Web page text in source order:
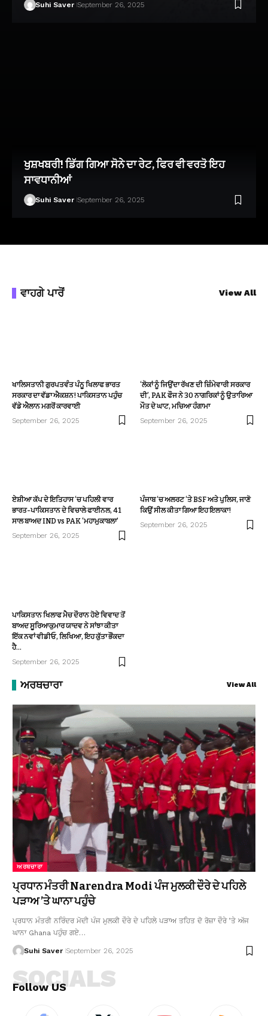
Suhi Saver September 26, 2025
ਖੁਸ਼ਖਬਰੀ! ਡਿੱਗ ਗਿਆ ਸੋਨੇ ਦਾ ਰੇਟ, ਫਿਰ ਵੀ ਵਰਤੋ ਇਹ
ਸਾਵਧਾਨੀਆਂ
Suhi Saver September 26, 2025
ਵਾਹਗੇ ਪਾਰੋਂ View All
ਖਾਲਿਸਤਾਨੀ ਗੁਰਪਤਵੰਤ ਪੰਨੂ ਖਿਲਾਫ ਭਾਰਤ
ਸਰਕਾਰ ਦਾ ਵੱਡਾ ਐਕਸ਼ਨ! ਪਾਕਿਸਤਾਨ ਪਹੁੰਚ
ਵੱਡੇ ਐਲਾਨ ਮਗਰੋਂ ਕਾਰਵਾਈ
September 26, 2025
‘ਲੋਕਾਂ ਨੂੰ ਜਿਉਂਦਾ ਰੱਖਣ ਦੀ ਜ਼ਿੰਮੇਵਾਰੀ ਸਰਕਾਰ
ਦੀ’, PAK ਫੌਜ ਨੇ 30 ਨਾਗਰਿਕਾਂ ਨੂੰ ਉਤਾਰਿਆ
ਮੌਤ ਦੇ ਘਾਟ, ਮਚਿਆ ਹੰਗਾਮਾ
September 26, 2025
ਏਸ਼ੀਆ ਕੱਪ ਦੇ ਇਤਿਹਾਸ ‘ਚ ਪਹਿਲੀ ਵਾਰ
ਭਾਰਤ-ਪਾਕਿਸਤਾਨ ਦੇ ਵਿਚਾਲੇ ਫਾਈਨਲ, 41
ਸਾਲ ਬਾਅਦ IND vs PAK ‘ਮਹਾਮੁਕਾਬਲਾ’
September 26, 2025
ਪੰਜਾਬ ‘ਚ ਅਲਰਟ ‘ਤੇ BSF ਅਤੇ ਪੁਲਿਸ, ਜਾਣੋ
ਕਿਉਂ ਸੀਲ ਕੀਤਾ ਗਿਆ ਇਹ ਇਲਾਕਾ!
September 26, 2025
ਪਾਕਿਸਤਾਨ ਖਿਲਾਫ ਮੈਚ ਦੌਰਾਨ ਹੋਏ ਵਿਵਾਦ ਤੋਂ
ਬਾਅਦ ਸੂਰਿਆਕੁਮਾਰ ਯਾਦਵ ਨੇ ਸਾਂਝਾ ਕੀਤਾ
ਇੱਕ ਨਵਾਂ ਵੀਡੀਓ, ਲਿਖਿਆ, ਇਹ ਕੁੱਤਾ ਭੌਂਕਦਾ
ਹੈ…
September 26, 2025
ਅਰਥਚਾਰਾ View All
ਅਰਥਚਾਰਾ
ਪ੍ਰਧਾਨ ਮੰਤਰੀ Narendra Modi ਪੰਜ ਮੁਲਕੀ ਦੌਰੇ ਦੇ ਪਹਿਲੇ
ਪੜਾਅ ’ਤੇ ਘਾਨਾ ਪਹੁੰਚੇ
ਪ੍ਰਧਾਨ ਮੰਤਰੀ ਨਰਿੰਦਰ ਮੋਦੀ ਪੰਜ ਮੁਲਕੀ ਦੌਰੇ ਦੇ ਪਹਿਲੇ ਪੜਾਅ ਤਹਿਤ ਦੋ ਰੋਜ਼ਾ ਦੌਰੇ ’ਤੇ ਅੱਜ
ਘਾਨਾ Ghana ਪਹੁੰਚ ਗਏ…
Suhi Saver September 26, 2025
Follow US
SOCIALS